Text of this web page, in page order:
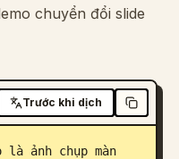
chuyển đổi slide
Trước khi dịch
là ảnh chụp màn